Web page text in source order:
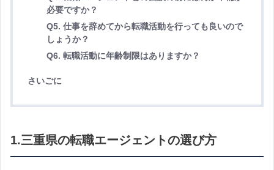
必要ですか？
Q5. 仕事を辞めてから転職活動を行っても良いので
しょうか？
Q6. 転職活動に年齢制限はありますか？
さいごに
1.三重県の転職エージェントの選び方